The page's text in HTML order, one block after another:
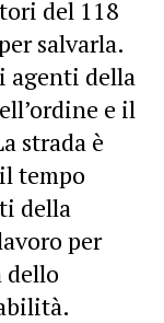
del 118
salvarla.
agenti della
e il
strada è
tempo
della
per
dello